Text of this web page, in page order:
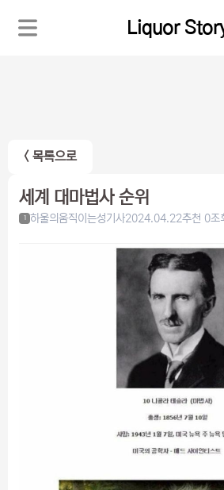
Liquor
< 목록으로
세계 대마법사 순위
1 하울의움직이는성기사2024.04.22추천 0조